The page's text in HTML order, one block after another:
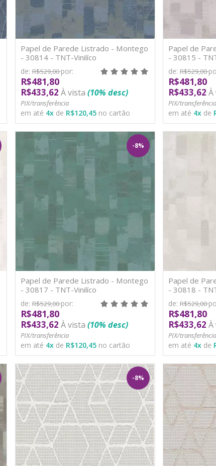
Papel de Parede Listrado - Montego
- 30814 - TNT-Vinilíco
de: R$529,00por:
R$481,80
R$433,62 À vista (10% desc)
PIX/transferência
em até 4xde R$120,45no cartão
Papel de
- 30815 -
de: R$529,00
R$481,80
R$433,62 À
PIX/transferência
em até 4xde
-8%
Papel de Parede Listrado - Montego
- 30817 - TNT-Vinilíco
de: R$529,00por:
R$481,80
R$433,62 À vista (10% desc)
PIX/transferência
em até 4xde R$120,45no cartão
Papel de
- 30818 -
de: R$529,00
R$481,80
R$433,62 À
PIX/transferência
em até 4xde
-8%